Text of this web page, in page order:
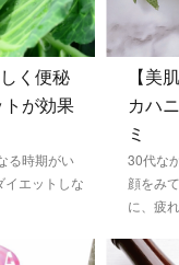
く便秘
が効果
る時期がい
エットしな
【美
カハ
ミ
30代な
顔をみ
に、疲